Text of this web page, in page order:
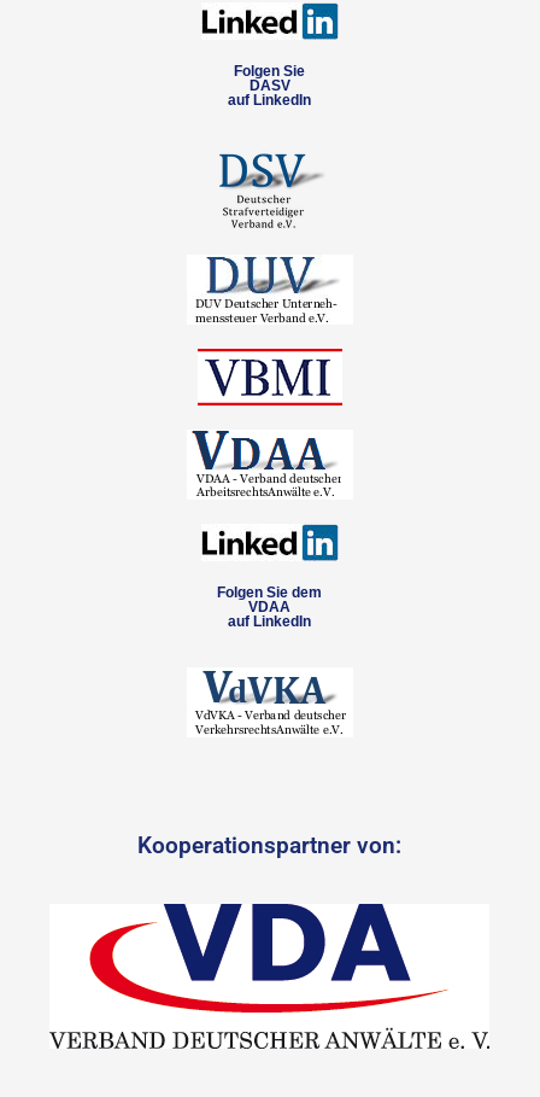
Folgen Sie
DASV
auf LinkedIn
Folgen Sie dem
VDAA
auf LinkedIn
Kooperationspartner von: